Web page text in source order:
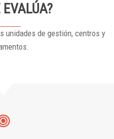
EVALÚA?
unidades de gestión, centros y